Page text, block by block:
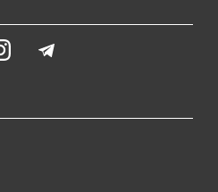
Instagram